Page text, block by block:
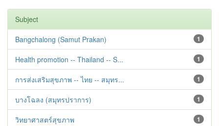
Subject
1
Bangchalong (Samut Prakan)
1
Health promotion -- Thailand -- S...
1
การส่งเสริมสุขภาพ -- ไทย -- สมุทร...
1
บางโฉลง (สมุทรปราการ)
1
วิทยาศาสตร์สุขภาพ